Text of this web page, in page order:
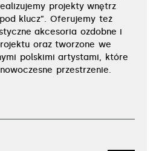
projekty wnętrz
klucz”. Oferujemy też
akcesoria ozdobne i
oraz tworzone we
polskimi artystami, które
przestrzenie.